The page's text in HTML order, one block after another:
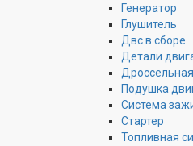
Генератор
Глушитель
Двс в сборе
Детали
Подушка
Система
Стартер
Топливная